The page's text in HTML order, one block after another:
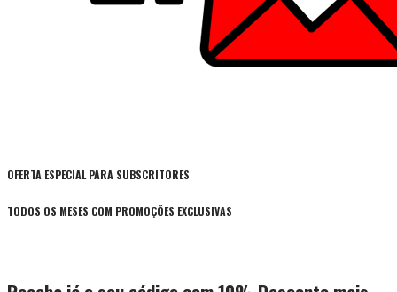
OFERTA ESPECIAL PARA SUBSCRITORES
TODOS OS MESES COM PROMOÇÕES EXCLUSIVAS